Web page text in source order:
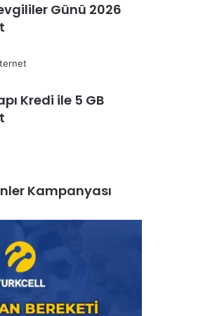
Günü 2026
Kredi ile 5 GB
Kampanyası